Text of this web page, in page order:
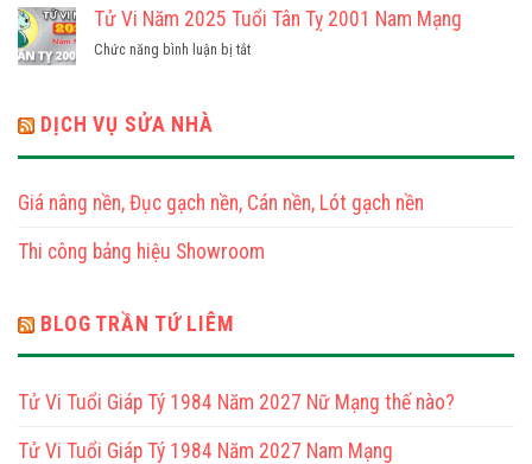
Mạng
Kỷ
Vi
Năm
2025
Mạng
Tử Vi Năm 2025 Tuổi Tân Tỵ 2001 Nam Mạng
Chức năng bình luận bị tắtở
Tuổi
Tỵ
Nam
DỊCH VỤ SỬA NHÀ
Giá nâng nền, Đục gạch nền, Cán nền, Lót gạch nền
Thi công bảng hiệu Showroom
BLOG TRẦN TỨ LIÊM
Tử Vi Tuổi Giáp Tý 1984 Năm 2027 Nữ Mạng thế nào?
Tử Vi Tuổi Giáp Tý 1984 Năm 2027 Nam Mạng